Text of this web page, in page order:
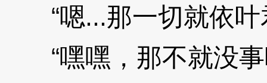
“嗯...那一切就依叶
“嘿嘿，那不就没事